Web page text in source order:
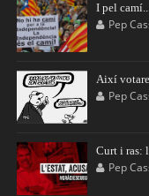
I pel
Pep
Així
Pep
Curt i ras:
Pep